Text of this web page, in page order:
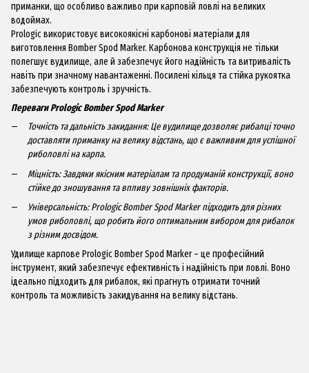
приманки, що особливо важливо при карповій ловлі на великих
водоймах.
Prologic використовує високоякісні карбонові матеріали для
виготовлення Bomber Spod Marker. Карбонова конструкція не тільки
полегшує вудилище, але й забезпечує його надійність та витривалість
навіть при значному навантаженні. Посилені кільця та стійка рукоятка
забезпечують контроль і зручність.
Переваги Prologic Bomber Spod Marker
Точність та дальність закидання: Це вудилище дозволяє рибалці точно
доставляти приманку на велику відстань, що є важливим для успішної
риболовлі на карпа.
Міцність: Завдяки якісним матеріалам та продуманій конструкції, воно
стійке до зношування та впливу зовнішніх факторів.
Універсальність: Prologic Bomber Spod Marker підходить для різних
умов риболовлі, що робить його оптимальним вибором для рибалок
з різним досвідом.
Удилище карпове Prologic Bomber Spod Marker – це професійний
інструмент, який забезпечує ефективність і надійність при ловлі. Воно
ідеально підходить для рибалок, які прагнуть отримати точний
контроль та можливість закидування на велику відстань.